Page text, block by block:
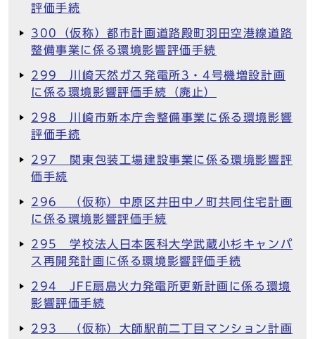
評価手続
300（仮称）都市計画道路殿町羽田空港線道路
整備事業に係る環境影響評価手続
299 川崎天然ガス発電所3・4号機増設計画
に係る環境影響評価手続（廃止）
298 川崎市新本庁舎整備事業に係る環境影響
評価手続
297 関東包装工場建設事業に係る環境影響評
価手続
296 （仮称）中原区井田中ノ町共同住宅計画
に係る環境影響評価手続
295 学校法人日本医科大学武蔵小杉キャンパ
ス再開発計画に係る環境影響評価手続
294 JFE扇島火力発電所更新計画に係る環境
影響評価手続
293 （仮称）大師駅前二丁目マンション計画